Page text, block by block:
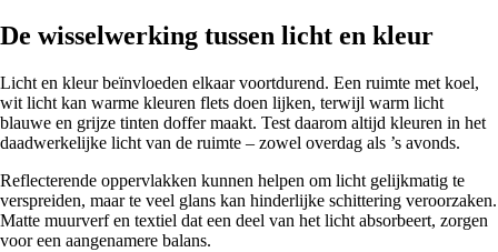
De wisselwerking tussen licht en kleur
Licht en kleur beïnvloeden elkaar voortdurend. Een ruimte met koel,
wit licht kan warme kleuren flets doen lijken, terwijl warm licht
blauwe en grijze tinten doffer maakt. Test daarom altijd kleuren in het
daadwerkelijke licht van de ruimte – zowel overdag als ’s avonds.
Reflecterende oppervlakken kunnen helpen om licht gelijkmatig te
verspreiden, maar te veel glans kan hinderlijke schittering veroorzaken.
Matte muurverf en textiel dat een deel van het licht absorbeert, zorgen
voor een aangenamere balans.